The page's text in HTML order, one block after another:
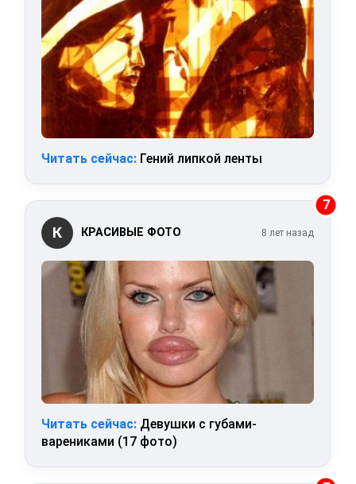
Читать сейчас: Гений липкой ленты
7
К КРАСИВЫЕ ФОТО 8 лет назад
Читать сейчас: Девушки с губами-
варениками (17 фото)